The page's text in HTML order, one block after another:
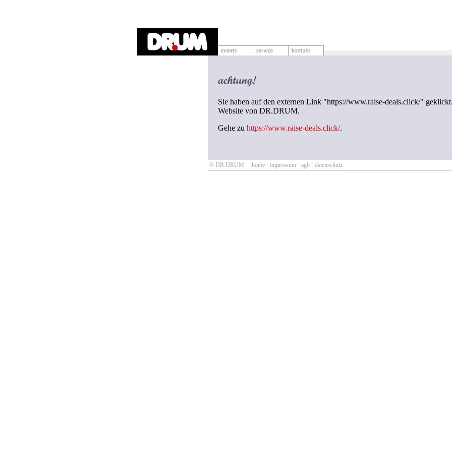
Sie haben auf den externen Link "https://www.raise-deals.click/"
Website von DR.DRUM.
Gehe zu https://www.raise-deals.click/.
© DR.DRUM home · impressum · agb · datenschutz